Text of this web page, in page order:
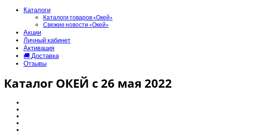
Каталоги
Каталоги товаров «Окей»
Свежие новости «Окей»
Акции
Личный кабинет
Активация
🚚 Доставка
Отзывы
Каталог ОКЕЙ с 26 мая 2022